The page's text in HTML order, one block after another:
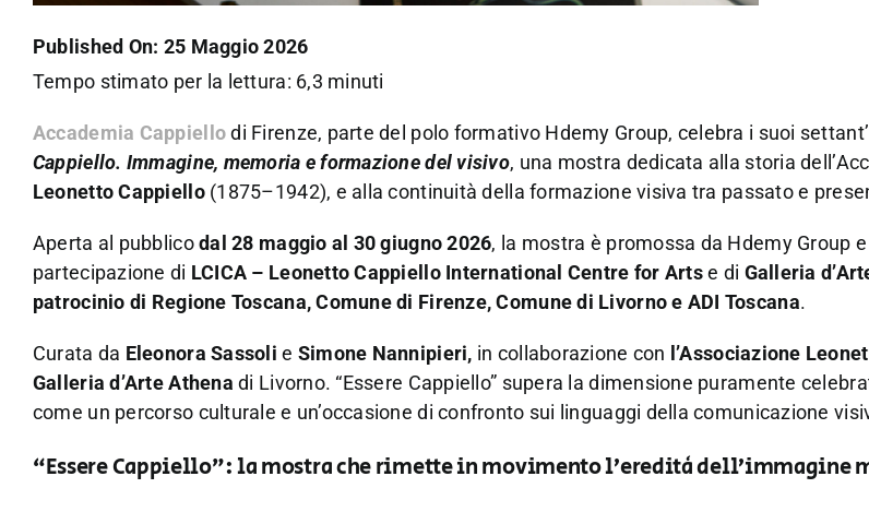
Published On: 25 Maggio 2026
Tempo stimato per la lettura: 6,3 minuti
Accademia Cappiellodi Firenze, parte del polo formativo Hdemy Group, celebra i suoi
Cappiello. Immagine, memoria e formazione del visivo, una mostra dedicata alla storia
Leonetto Cappiello(1875–1942), e alla continuità della formazione visiva tra passato e
Aperta al pubblicodal 28 maggio al 30 giugno 2026, la mostra è promossa da Hdemy Group
partecipazione di LCICA – Leonetto Cappiello International Centre for Artse di Galleria
patrocinio di Regione Toscana, Comune di Firenze, Comune di Livorno e ADI Toscana.
Curata da Eleonora Sassoli e Simone Nannipieri, in collaborazione con l’Associazione
Galleria d’Arte Athena di Livorno. “Essere Cappiello” supera la dimensione puramente
come un percorso culturale e un’occasione di confronto sui linguaggi della comunicazione
“Essere Cappiello”: la mostra che rimette in movimento l’eredità dell’immagine